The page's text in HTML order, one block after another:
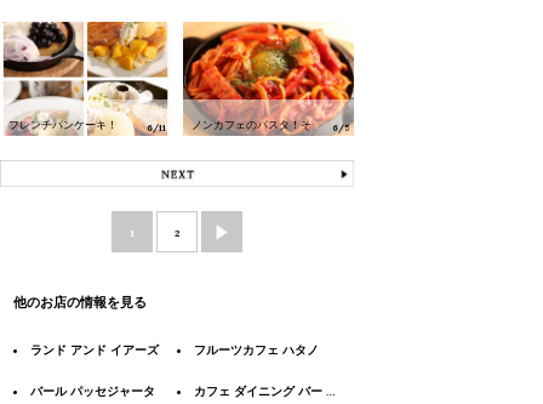
フレンチパンケーキ！ 6/11
ノンカフェのパスタ！そ
6/5
1 2
他のお店の情報を見る
ランド アンド イアーズ フルーツカフェ ハタノ
バール パッセジャータ カフェ ダイニング バー シップス